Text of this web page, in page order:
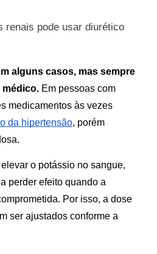
renais pode usar diurético
alguns casos, mas sempre
médico. Em pessoas com
medicamentos às vezes
da hipertensão, porém
o potássio no sangue,
perder efeito quando a
Por isso, a dose
ser ajustados conforme a